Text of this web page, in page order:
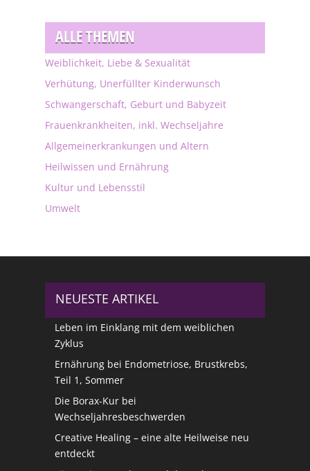
ALLE THEMEN
Weiblichkeit, Liebe & Sexualität
Verhütung, Unerfüllter Kinderwunsch
Schwangerschaft, Geburt und Babyzeit
Frauenkrankheiten, inkl. Wechseljahre
Allgemeinerkrankungen und Altern
Heilwissen und Ernährung
Kultur und Lebensstil
Umwelt
NEUESTE ARTIKEL
Leben im Einklang mit dem weiblichen
Zyklus
Ernährung bei Endometriose, Brustkrebs,
Teil 1, Sommer
Die Borax-Kur bei
Wechseljahresbeschwerden
Creative Healing – eine alte Heilweise neu
entdeckt